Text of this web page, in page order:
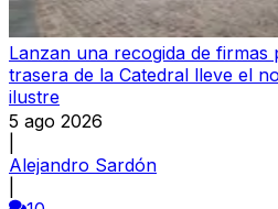
Lanzan una recogida de firmas
trasera de la Catedral lleve el
ilustre
5 ago 2026
Alejandro Sardón